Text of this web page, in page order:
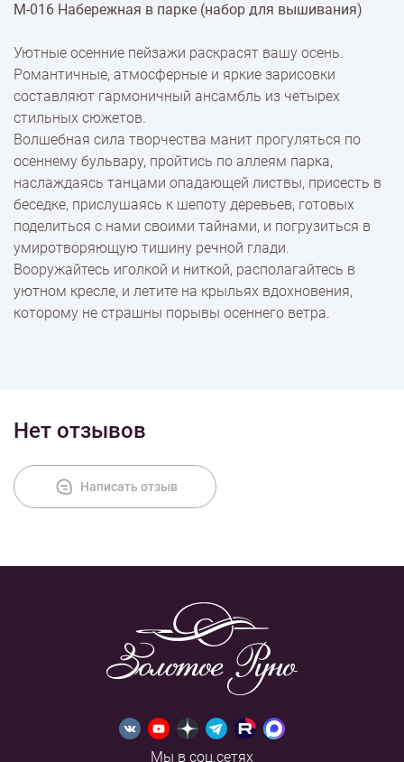
% Скидки
Доставка
Оплата
М-016 Набережная в парке (набор для вышивания)
Уютные осенние пейзажи раскрасят вашу осень.
Романтичные, атмосферные и яркие зарисовки
составляют гармоничный ансамбль из четырех
стильных сюжетов.
Волшебная сила творчества манит прогуляться по
осеннему бульвару, пройтись по аллеям парка,
наслаждаясь танцами опадающей листвы, присесть в
беседке, прислушаясь к шепоту деревьев, готовых
поделиться с нами своими тайнами, и погрузиться в
умиротворяющую тишину речной глади.
Вооружайтесь иголкой и ниткой, располагайтесь в
уютном кресле, и летите на крыльях вдохновения,
которому не страшны порывы осеннего ветра.
Нет отзывов
Написать отзыв
Мы в соц.сетях